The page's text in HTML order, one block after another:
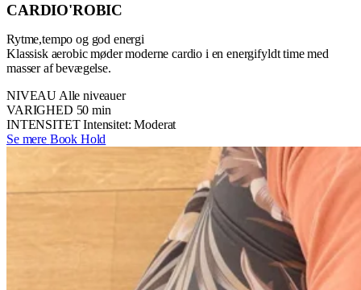
CARDIO'ROBIC
Rytme,tempo og god energi
Klassisk aerobic møder moderne cardio i en energifyldt time med
masser af bevægelse.
NIVEAU Alle niveauer
VARIGHED 50 min
INTENSITET Intensitet: Moderat
Se mere Book Hold